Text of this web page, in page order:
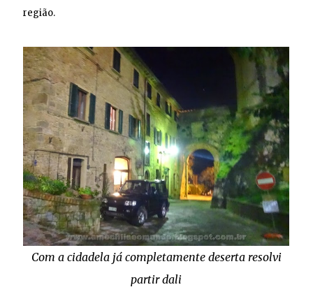
região.
Com a cidadela já completamente deserta resolvi
partir dali